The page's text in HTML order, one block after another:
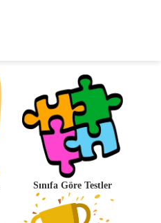
Sınıfa Göre Testler